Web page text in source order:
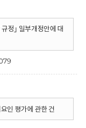
정｣ 일부개정안에 대
인 평가에 관한 건